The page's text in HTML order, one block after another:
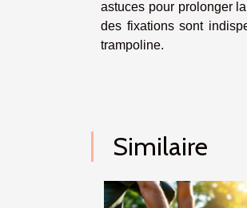
astuces pour prolonger
des fixations sont
trampoline.
Similaire